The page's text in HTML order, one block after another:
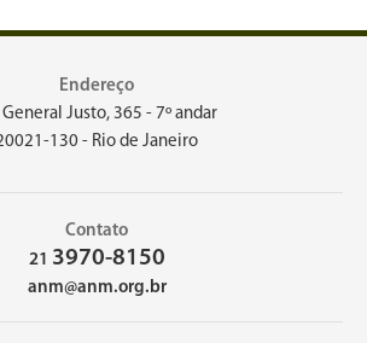
Endereço
General Justo, 365 - 7º andar
130 - Rio de Janeiro
Contato
21 3970-8150
anm@anm.org.br